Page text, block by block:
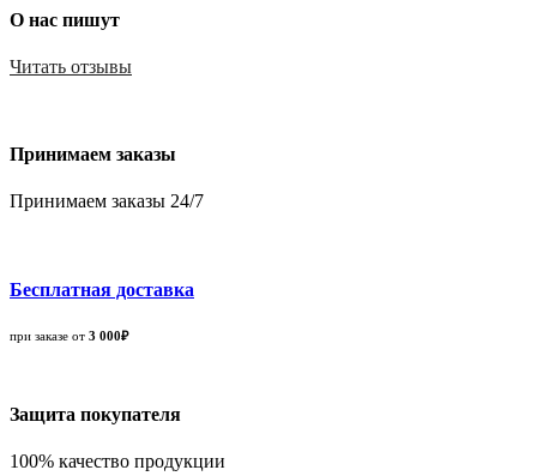
О нас пишут
Читать отзывы
Принимаем заказы
Принимаем заказы 24/7
Бесплатная доставка
при заказе от 3 000₽
Защита покупателя
100% качество продукции